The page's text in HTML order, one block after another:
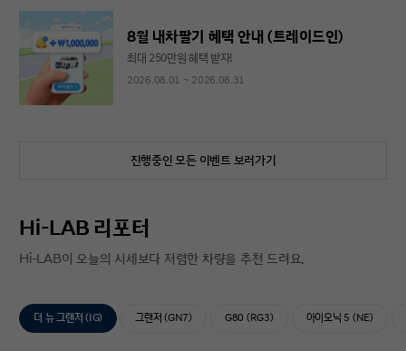
8월 내차팔기 혜택 안내 (트레이드인)
최대 250만원 혜택 받자!
2026.08.01 ~ 2026.08.31
진행중인 모든 이벤트 보러가기
Hi-LAB 리포터
Hi-LAB이 오늘의 시세보다 저렴한 차량을 추천 드려요.
더 뉴 그랜저 (IG) 그랜저 (GN7) G80 (RG3) 아이오닉 5 (NE)